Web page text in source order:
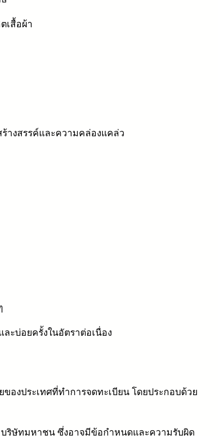
เสื้อผ้า
างสรรค์และความคล่องแคล่ว
ะบ่อยครั้งในอัตราต่อเนื่อง
งประเทศที่ทำการจดทะเบียน โดยประกอบด้วย
ริษัทมหาชน ซึ่งอาจมีข้อกำหนดและความรับผิด